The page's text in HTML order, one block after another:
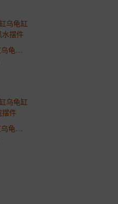
景德镇陶瓷大鱼缸养金鱼缸乌龟缸睡莲盆荷花缸特大号客厅风水摆件
景德镇玉绿色陶瓷花瓶鱼缸乌龟缸书画缸荷花缸锦鲤缸庭院摆件